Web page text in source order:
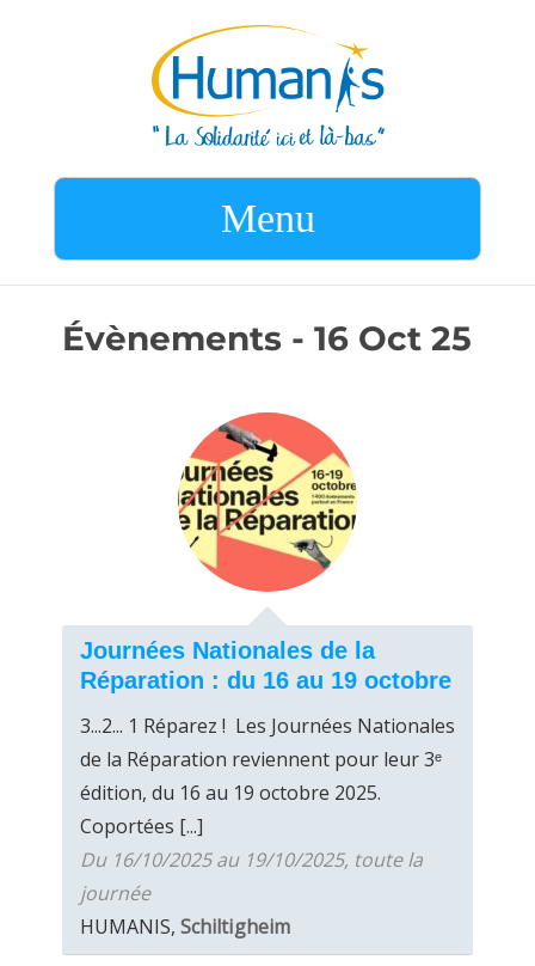
Menu
Évènements - 16 Oct 25
Journées Nationales de la
Réparation : du 16 au 19 octobre
3...2... 1 Réparez ! Les Journées Nationales
de la Réparation reviennent pour leur 3ᵉ
édition, du 16 au 19 octobre 2025.
Coportées [...]
Du 16/10/2025 au 19/10/2025, toute la
journée
HUMANIS, Schiltigheim